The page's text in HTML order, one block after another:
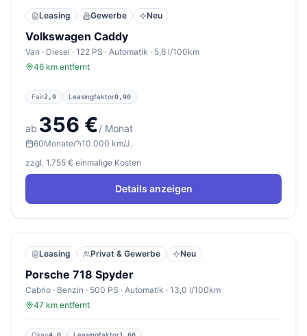
Leasing Gewerbe Neu
Volkswagen Caddy
Van · Diesel · 122 PS · Automatik · 5,6 l/100km
46 km entfernt
Fair2,9 Leasingfaktor0,90
ab 356 €/ Monat
60Monate
10.000 km/J.
zzgl. 1.755 € einmalige Kosten
Details anzeigen
Leasing Privat & Gewerbe Neu
Porsche 718 Spyder
Cabrio · Benzin · 500 PS · Automatik · 13,0 l/100km
47 km entfernt